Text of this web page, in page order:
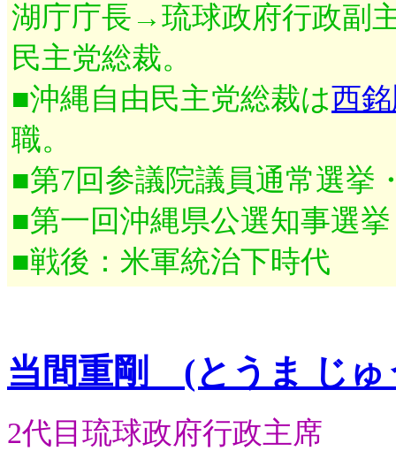
湖庁庁長→琉球政府行政副
民主党総裁。
■沖縄自由民主党総裁は西
職。
■第7回参議院議員通常選挙
■第一回沖縄県公選知事選
■戦後：米軍統治下時代
当間重剛 (とうま じゅ
2代目琉球政府行政主席